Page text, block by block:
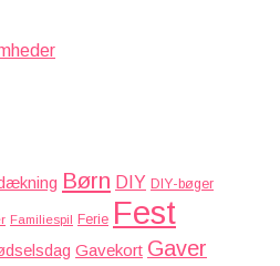
Børn DIY DIY-bøger
Familiespil Ferie Fest
Gavekort Gaver